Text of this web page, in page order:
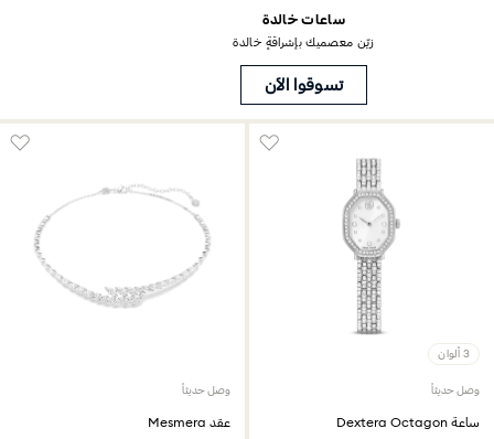
ساعات خالدة
زيّن معصميك بإشراقةٍ خالدة
تسوقوا الآن
3 ألوان
وصل حديثاً
ساعة Dextera Octagon
وصل حديثاً
عقد Mesmera